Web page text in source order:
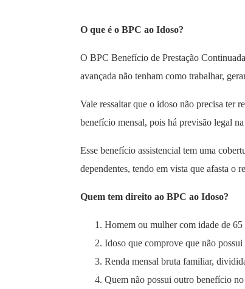
O que é o BPC ao Idoso?
O BPC Benefício de Prestação
avançada não tenham como trabalhar,
Vale ressaltar que o idoso não precisa ter
benefício mensal, pois há previsão legal na
Esse benefício assistencial tem uma
dependentes, tendo em vista que afasta o
Quem tem direito ao BPC ao Idoso?
Homem ou mulher com idade de 65
Idoso que comprove que não
Renda mensal bruta familiar,
Quem não possui outro benefício